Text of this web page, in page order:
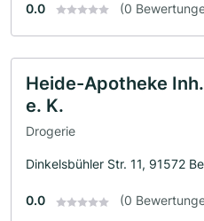
0.0 (0
Heide-Apotheke
e. K.
Drogerie
Dinkelsbühler Str. 11, 91572
0.0 (0